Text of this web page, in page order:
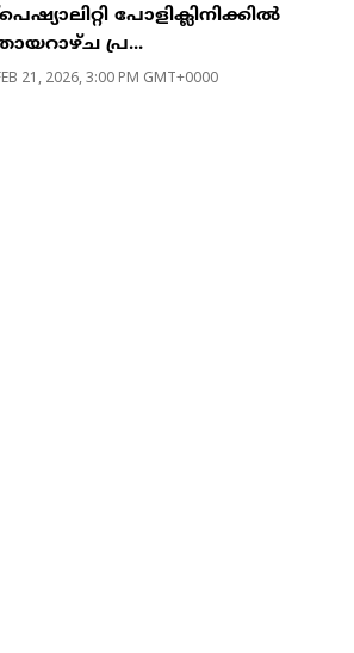
പോളിക്ലിനിക്കിൽ
പ്ര...
21, 2026, 3:00 PM GMT+0000